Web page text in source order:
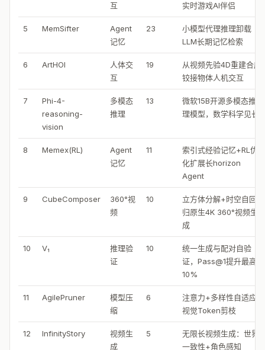
互
实时游戏AI伴侣
5 MemSifter
Agent
记忆
23
小模型代理推理卸载
LLM长期记忆检索
6 ArtHOI
人体交
互
19
从视频先验4D重建合成
铰接物体人机交互
7
Phi-4-
reasoning-
vision
多模态
推理
13
微软15B开源多模态推
理模型，数学科学见长
8 Memex(RL)
Agent
记忆
11
索引式经验记忆+RL优
化扩展长horizon
Agent
9 CubeComposer
360°视
频
10
立方体分解+时空自回
归原生4K 360°视频生
成
10 V₁
推理验
证
10
统一生成与配对自验
证，Pass@1提升最高
10%
11 AgilePruner
模型压
缩
6
注意力+多样性自适应
视觉Token剪枝
12 InfinityStory
视频生
成
5
无限长视频生成：世界
一致性+角色感知